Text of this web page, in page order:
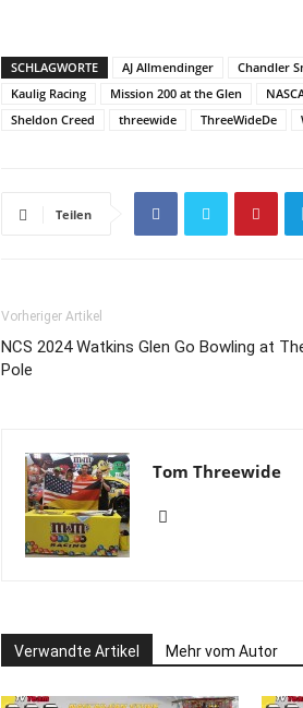
SCHLAGWORTE AJ Allmendinger Chandler
Kaulig Racing
Mission 200 at the Glen
Sheldon Creed
threewide ThreeWideDe
Teilen
Vorheriger Artikel
NCS 2024 Watkins Glen Go Bowling at
Pole
Tom Threewide
Verwandte Artikel Mehr vom Autor